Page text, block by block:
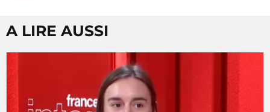
A LIRE AUSSI